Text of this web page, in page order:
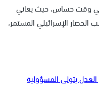
في وقت حساس، حيث يعاني
الإسرائيلي المستمر،
يتولى المسؤولية